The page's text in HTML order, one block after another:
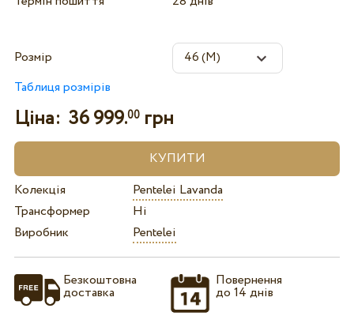
Розмір
Таблиця розмірів
Ціна: 36 999.00грн
Колекція
Pentelei Lavanda
Трансформер
Ні
Виробник
Pentelei
Безкоштовна
доставка
Повернення
до 14 днів